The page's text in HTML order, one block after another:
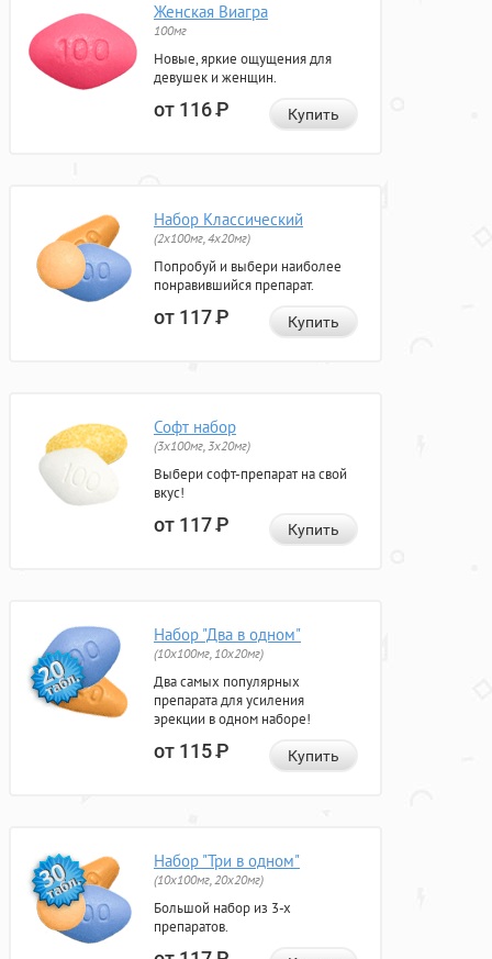
Женская Виагра
100мг
Новые, яркие ощущения для
девушек и женщин.
от 116Р Купить
Набор Классический
(2x100мг, 4x20мг)
Попробуй и выбери наиболее
понравившийся препарат.
от 117Р Купить
Софт набор
(3x100мг, 3x20мг)
Выбери софт-препарат на свой
вкус!
от 117Р Купить
Набор "Два в одном"
(10x100мг, 10x20мг)
Два самых популярных
препарата для усиления
эрекции в одном наборе!
от 115Р Купить
Набор "Три в одном"
(10x100мг, 20x20мг)
Большой набор из 3-х
препаратов.